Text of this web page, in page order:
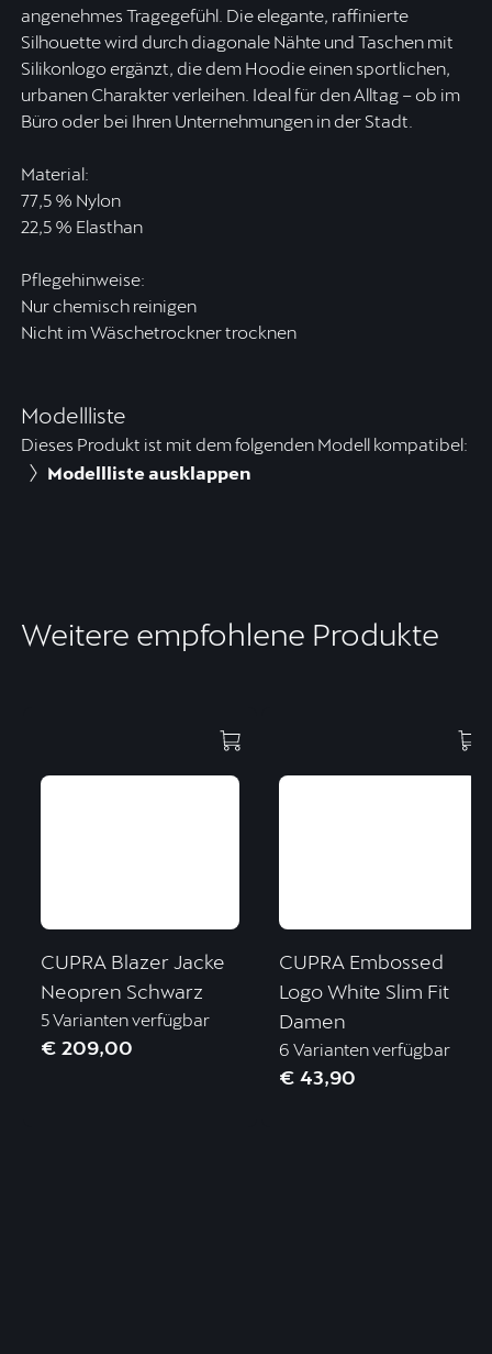
angenehmes Tragegefühl. Die elegante, raffinierte
Silhouette wird durch diagonale Nähte und Taschen mit
Silikonlogo ergänzt, die dem Hoodie einen sportlichen,
urbanen Charakter verleihen. Ideal für den Alltag – ob im
Büro oder bei Ihren Unternehmungen in der Stadt.
Material:
77,5 % Nylon
22,5 % Elasthan
Pflegehinweise:
Nur chemisch reinigen
Nicht im Wäschetrockner trocknen
Modellliste
Dieses Produkt ist mit dem folgenden Modell kompatibel:
Modellliste ausklappen
Weitere empfohlene Produkte
CUPRA Blazer Jacke
Neopren Schwarz
5 Varianten verfügbar
€ 209,00
CUPRA Embossed
Logo White Slim Fit
Damen
6 Varianten verfügbar
€ 43,90